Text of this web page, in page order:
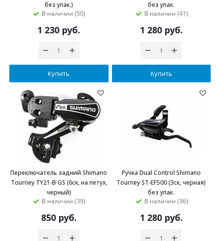
без упак.)
В наличии (50)
1 230 руб.
Купить
без упак.
В наличии (41)
1 280руб.
Купить
Переключатель задний Shimano
Tourney TY21-B GS (6ск, на петух,
черный)
В наличии (39)
850руб.
Ручка Dual Control Shimano
Tourney ST-EF500 (3ск, черная)
без упак.
В наличии (36)
1 280руб.